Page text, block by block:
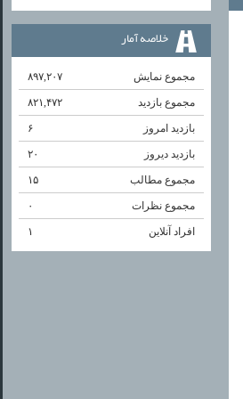
خلاصه آمار
مجموع نمایش‌ ۸۹۷,۲۰۷
مجموع بازدید ۸۲۱,۴۷۲
بازدید امروز ۶
بازدید دیروز ۲۰
مجموع مطالب ۱۵
مجموع نظرات ۰
افراد آنلاین ۱